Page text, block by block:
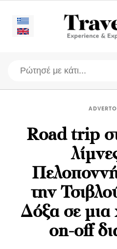
Road trip
την
Δόξα σε μια
on-off